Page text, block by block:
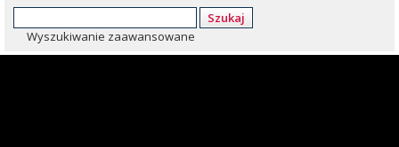
Szukaj
Wyszukiwanie zaawansowane